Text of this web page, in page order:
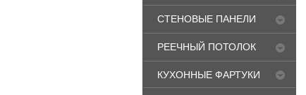
СТЕНОВЫЕ ПАНЕЛИ
МДФ
РЕЕЧНЫЙ ПОТОЛОК
"CESAL"
КУХОННЫЕ ФАРТУКИ